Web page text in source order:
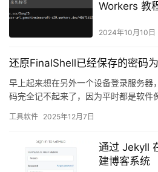
Workers 教
2024年10月10日
还原FinalShell已经保存的密码
早上起来想在另外一个设备登录服务器
码完全记不起来了，因为平时都是软件
件（b…
工具软件 2025年12月7日
通过 Jekyll
建博客系统